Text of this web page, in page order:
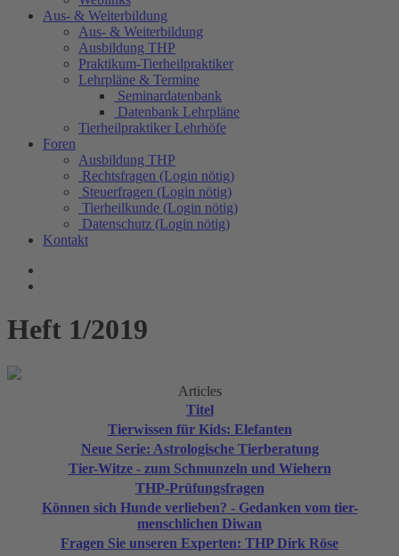
Aus- & Weiterbildung
Aus- & Weiterbildung
Ausbildung THP
Praktikum-Tierheilpraktiker
Lehrpläne & Termine
Seminardatenbank
Datenbank Lehrpläne
Tierheilpraktiker Lehrhöfe
Foren
Ausbildung THP
Rechtsfragen (Login nötig)
Steuerfragen (Login nötig)
Tierheilkunde (Login nötig)
Datenschutz (Login nötig)
Kontakt
Heft 1/2019
Articles
Titel
Tierwissen für Kids: Elefanten
Neue Serie: Astrologische Tierberatung
Tier-Witze - zum Schmunzeln und Wiehern
THP-Prüfungsfragen
Können sich Hunde verlieben? - Gedanken vom tier-
menschlichen Diwan
Fragen Sie unseren Experten: THP Dirk Röse